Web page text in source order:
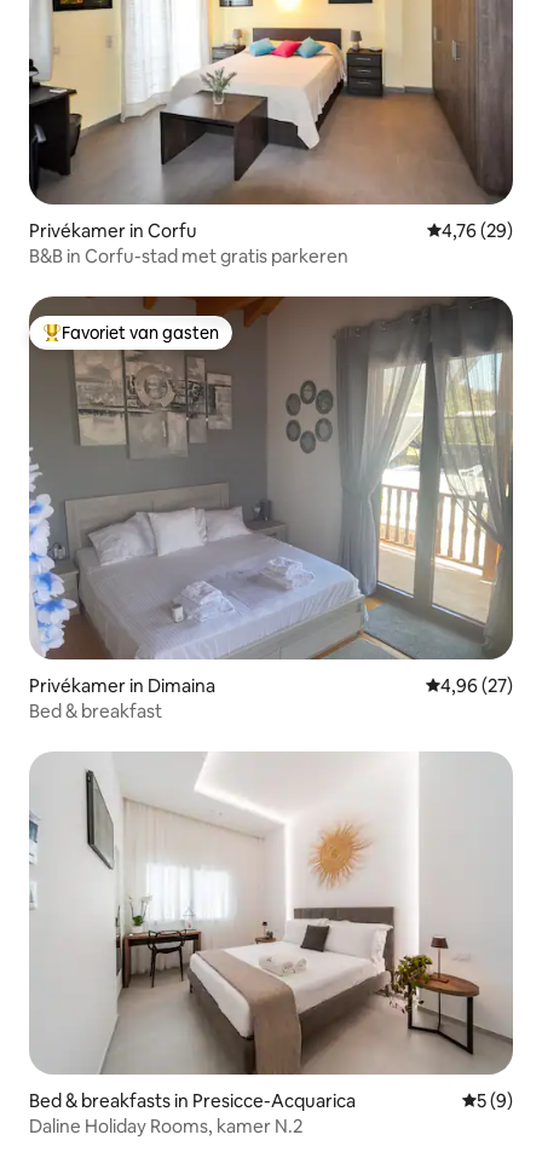
Privékamer in Corfu Gemiddelde
4,76 (29)
B&B in Corfu-stad met gratis parkeren
Topfavoriet van gasten
Favoriet van gasten
Privékamer in Dimaina Gemiddelde
4,96 (27)
Bed & breakfast
Bed & breakfasts in Presicce-Acquarica
5 (9)
Daline Holiday Rooms, kamer N.2